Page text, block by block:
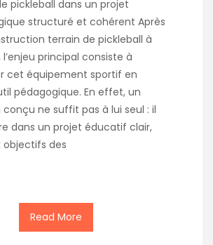
pickleball dans un projet
structuré et cohérent Après
terrain de pickleball à
principal consiste à
cet équipement sportif en
pédagogique. En effet, un
ne suffit pas à lui seul : il
dans un projet éducatif clair,
des
Read More